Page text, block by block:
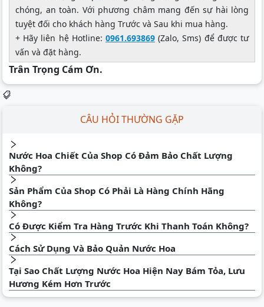
chóng, an toàn. Với phương châm mang đến sự hài lòng
tuyệt đối cho khách hàng Trước và Sau khi mua hàng.
+ Hãy liên hệ Hotline: 0961.693869 (Zalo, Sms) để được tư
vấn và đặt hàng.
Trân Trọng Cám Ơn.
CÂU HỎI THƯỜNG GẶP
Nước Hoa Chiết Của Shop Có Đảm Bảo Chất Lượng
Không?
Sản Phẩm Của Shop Có Phải Là Hàng Chính Hãng
Không?
Có Được Kiểm Tra Hàng Trước Khi Thanh Toán Không?
Cách Sử Dụng Và Bảo Quản Nước Hoa
Tại Sao Chất Lượng Nước Hoa Hiện Nay Bám Tỏa, Lưu
Hương Kém Hơn Trước